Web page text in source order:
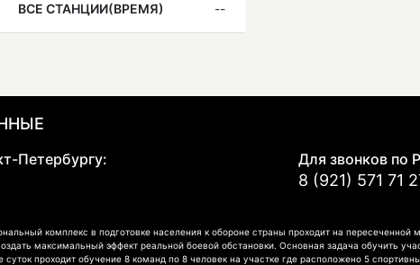
ВСЕ СТАНЦИИ(ВРЕМЯ)
--
Петербургу: Для звонков по
8 (921) 571 71
комплекс в подготовке населения к обороне страны проходит на пересеченной
максимальный эффект реальной боевой обстановки. Основная задача обучить
проходит обучение 8 команд по 8 человек на участке где расположено 5